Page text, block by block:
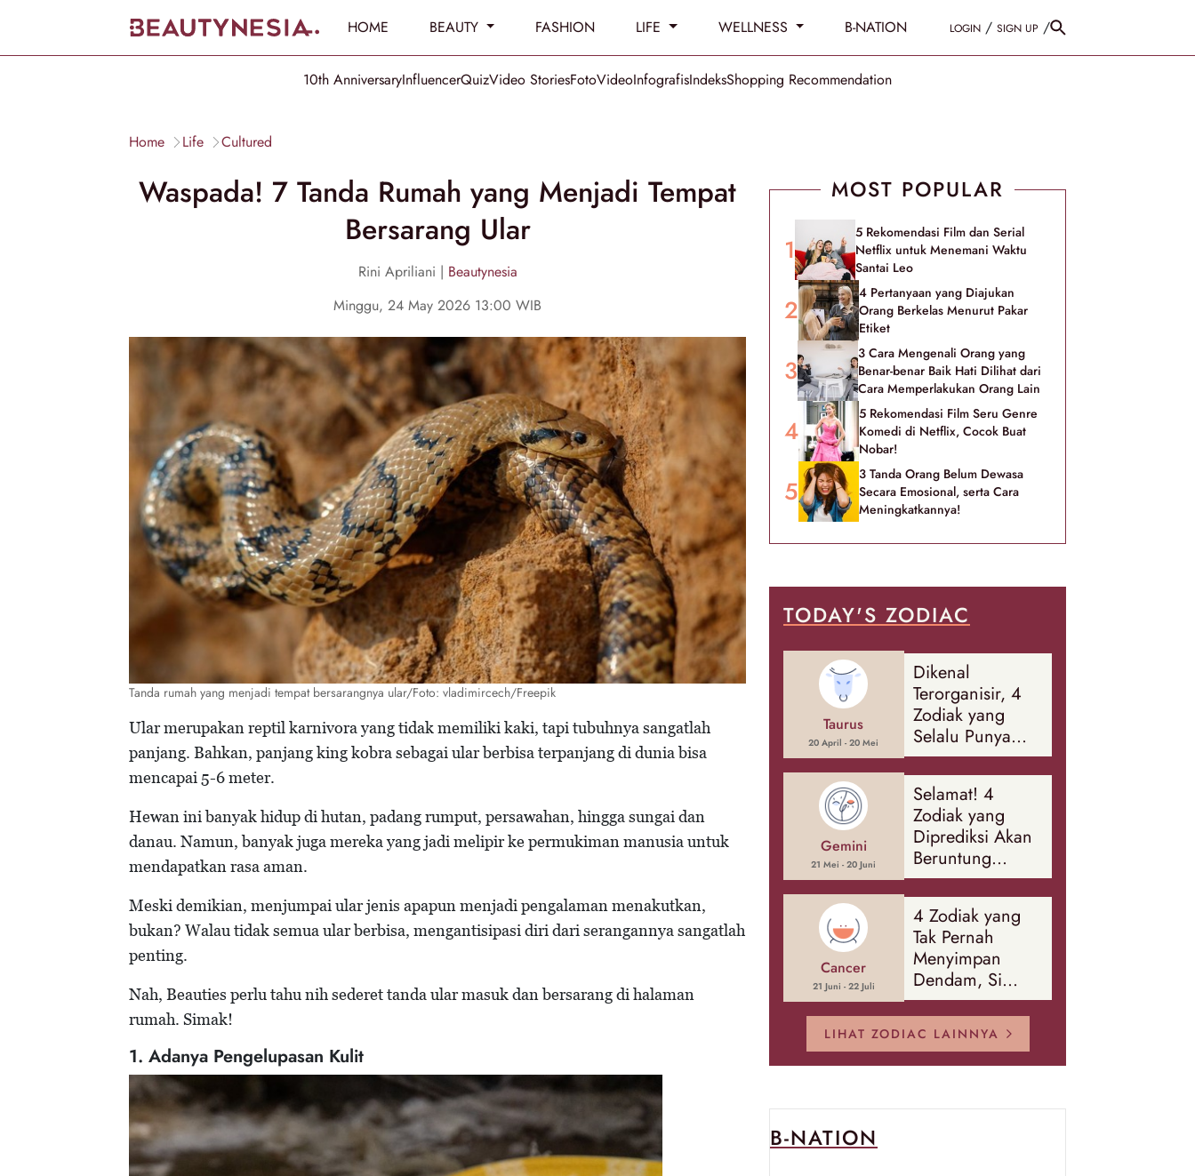
HOME BEAUTY FASHION LIFE WELLNESS B-NATION LOGIN / SIGN UP /
10th AnniversaryInfluencerQuizVideo StoriesFotoVideoInfografisIndeksShopping Recommendation
Home Life Cultured
Waspada! 7 Tanda Rumah yang Menjadi Tempat
Bersarang Ular
Rini Apriliani | Beautynesia
Minggu, 24 May 2026 13:00 WIB
Tanda rumah yang menjadi tempat bersarangnya ular/Foto: vladimircech/Freepik
Ular merupakan reptil karnivora yang tidak memiliki kaki, tapi tubuhnya sangatlah
panjang. Bahkan, panjang king kobra sebagai ular berbisa terpanjang di dunia bisa
mencapai 5-6 meter.
Hewan ini banyak hidup di hutan, padang rumput, persawahan, hingga sungai dan
danau. Namun, banyak juga mereka yang jadi melipir ke permukiman manusia untuk
mendapatkan rasa aman.
Meski demikian, menjumpai ular jenis apapun menjadi pengalaman menakutkan,
bukan? Walau tidak semua ular berbisa, mengantisipasi diri dari serangannya sangatlah
penting.
Nah, Beauties perlu tahu nih sederet tanda ular masuk dan bersarang di halaman
rumah. Simak!
1. Adanya Pengelupasan Kulit
MOST POPULAR
5 Rekomendasi Film dan Serial
Netflix untuk Menemani Waktu
Santai Leo
4 Pertanyaan yang Diajukan
Orang Berkelas Menurut Pakar
Etiket
3 Cara Mengenali Orang yang
Benar-benar Baik Hati Dilihat dari
Cara Memperlakukan Orang Lain
5 Rekomendasi Film Seru Genre
Komedi di Netflix, Cocok Buat
Nobar!
3 Tanda Orang Belum Dewasa
Secara Emosional, serta Cara
Meningkatkannya!
TODAY'S ZODIAC
Taurus
20 April - 20 Mei
Dikenal
Terorganisir, 4
Zodiak yang
Selalu Punya
Rencana
Cadangan Soal
Banyak Hal
Gemini
21 Mei - 20 Juni
Selamat! 4
Zodiak yang
Diprediksi Akan
Beruntung
Sepanjang
Agustus 2026
Cancer
21 Juni - 22 Juli
4 Zodiak yang
Tak Pernah
Menyimpan
Dendam, Si
Paling Mudah
Memaafkan!
LIHAT ZODIAC LAINNYA
B-NATION